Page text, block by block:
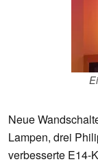
Neue
Lampen, drei
verbesserte E14-